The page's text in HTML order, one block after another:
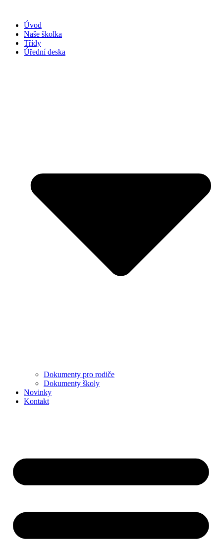
obsahuÚvod
Naše školka
Třídy
Úřední deska
Dokumenty pro rodiče
Dokumenty školy
Novinky
Kontakt